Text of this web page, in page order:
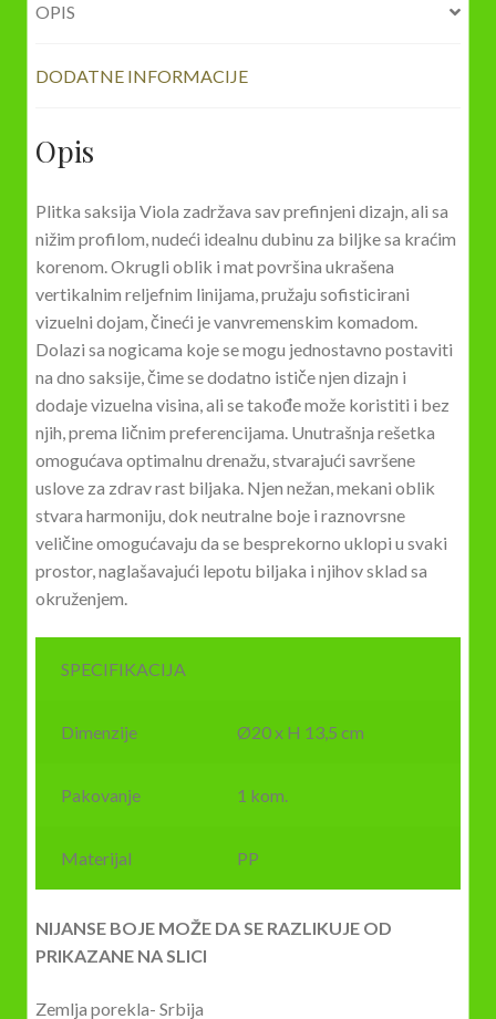
OPIS
DODATNE INFORMACIJE
Opis
Plitka saksija Viola zadržava sav prefinjeni dizajn, ali sa
nižim profilom, nudeći idealnu dubinu za biljke sa kraćim
korenom. Okrugli oblik i mat površina ukrašena
vertikalnim reljefnim linijama, pružaju sofisticirani
vizuelni dojam, čineći je vanvremenskim komadom.
Dolazi sa nogicama koje se mogu jednostavno postaviti
na dno saksije, čime se dodatno ističe njen dizajn i
dodaje vizuelna visina, ali se takođe može koristiti i bez
njih, prema ličnim preferencijama. Unutrašnja rešetka
omogućava optimalnu drenažu, stvarajući savršene
uslove za zdrav rast biljaka. Njen nežan, mekani oblik
stvara harmoniju, dok neutralne boje i raznovrsne
veličine omogućavaju da se besprekorno uklopi u svaki
prostor, naglašavajući lepotu biljaka i njihov sklad sa
okruženjem.
SPECIFIKACIJA
Dimenzije Ø20 x H 13,5 cm
Pakovanje 1 kom.
Materijal PP
NIJANSE BOJE MOŽE DA SE RAZLIKUJE OD
PRIKAZANE NA SLICI
Zemlja porekla- Srbija